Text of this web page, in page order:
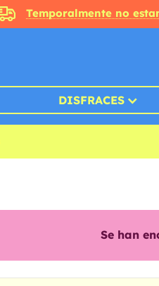
Temporalmente no
DISFRACES
Se han